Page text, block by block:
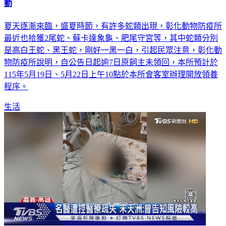
最近也拾獲2尾蛇、蘇卡達象龜、肥尾守宮等，其中蛇類分別
是高白王蛇、黑王蛇，剛好一黑一白，引起民眾注意，彰化動
物防疫所說明，自公告日起逾7日原飼主未領回，本所預計於
115年5月19日、5月22日上午10點於本所會客室辦理開放領養
程序。